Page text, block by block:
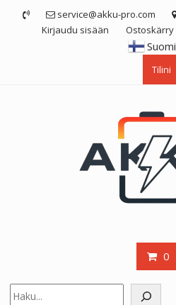
service@akku-pro.com
Kirjaudu sisään
Ostoskärry
Suomi
Tilini
0